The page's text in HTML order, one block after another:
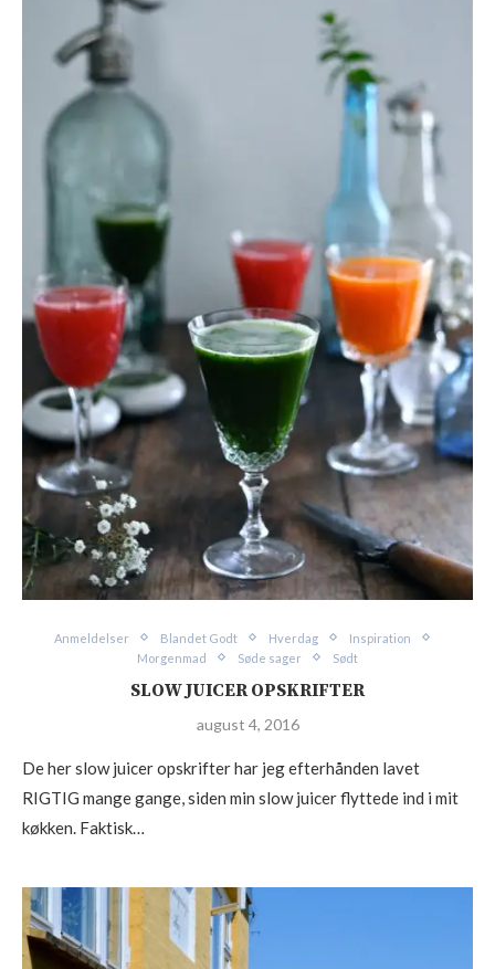
Anmeldelser Blandet Godt Hverdag
Inspiration
Morgenmad
Søde sager Sødt
SLOW JUICER OPSKRIFTER
august 4, 2016
De her slow juicer opskrifter har jeg efterhånden lavet
RIGTIG mange gange, siden min slow juicer flyttede ind i mit
køkken. Faktisk…